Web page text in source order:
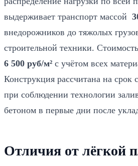
выдерживает транспорт массой
внедорожников до тяжолых
строительной техники.
6 500 руб/м² с учётом всех
Конструкция рассчитана на срок
при соблюдении технологии
бетоном в первые дни после
Отличия от лёгкой